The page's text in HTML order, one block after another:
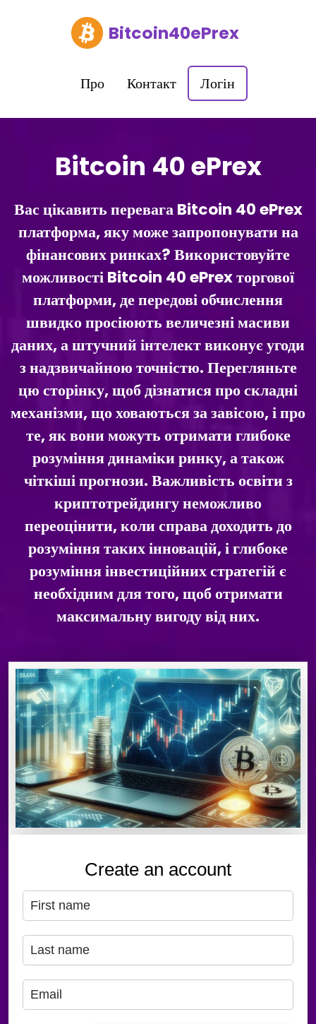
Bitcoin40ePrex
Про Контакт Логін
Bitcoin 40 ePrex
Вас цікавить перевага Bitcoin 40 ePrex
платформа, яку може запропонувати на
фінансових ринках? Використовуйте
можливості Bitcoin 40 ePrex торгової
платформи, де передові обчислення
швидко просіюють величезні масиви
даних, а штучний інтелект виконує угоди
з надзвичайною точністю. Перегляньте
цю сторінку, щоб дізнатися про складні
механізми, що ховаються за завісою, і про
те, як вони можуть отримати глибоке
розуміння динаміки ринку, а також
чіткіші прогнози. Важливість освіти з
криптотрейдингу неможливо
переоцінити, коли справа доходить до
розуміння таких інновацій, і глибоке
розуміння інвестиційних стратегій є
необхідним для того, щоб отримати
максимальну вигоду від них.